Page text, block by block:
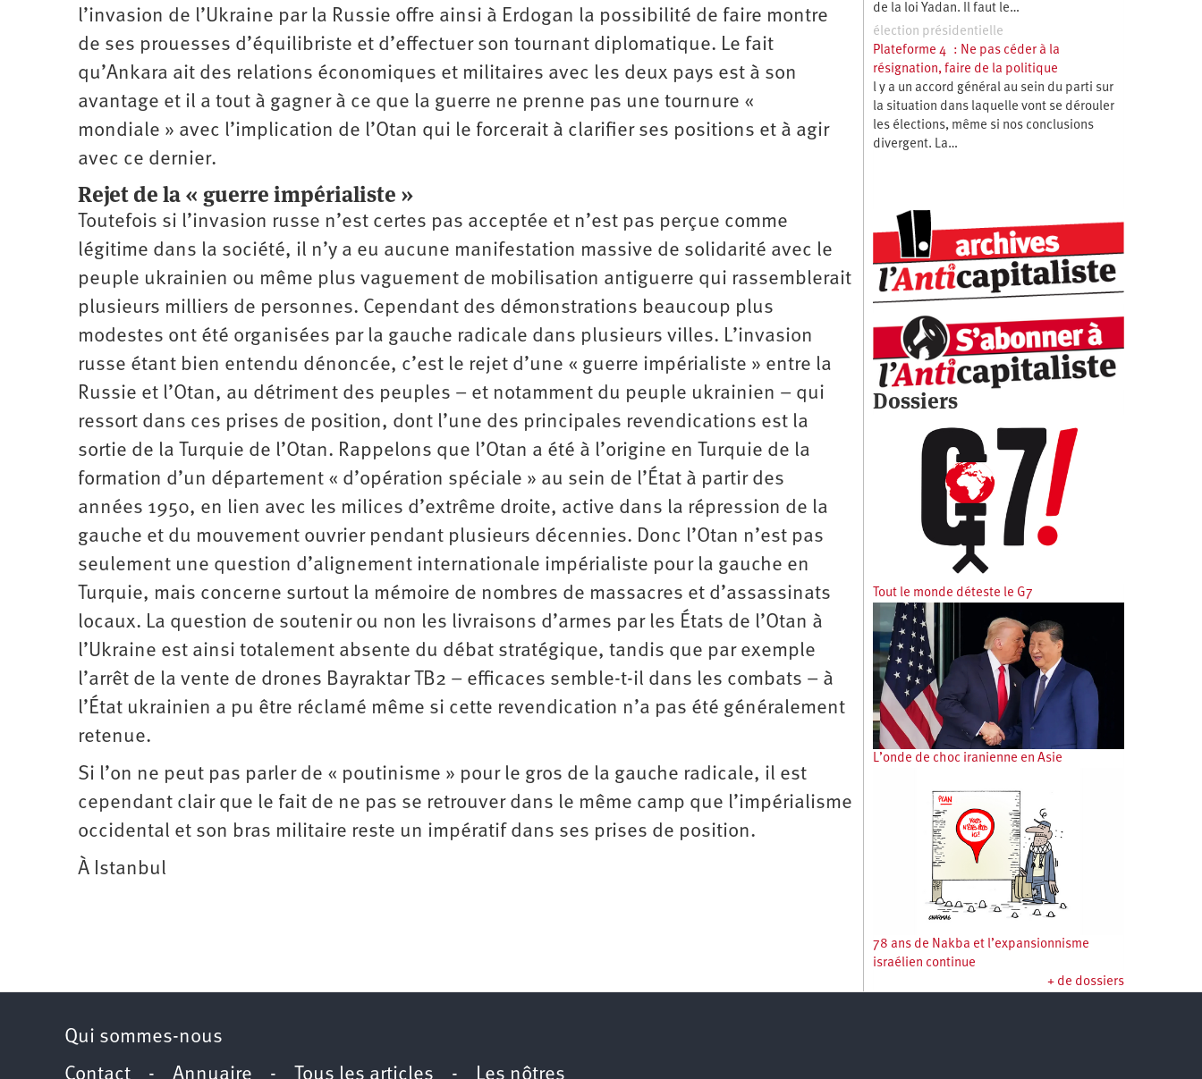
l’invasion de l’Ukraine par la Russie offre ainsi à Erdogan la possibilité de faire montre
de ses prouesses d’équilibriste et d’effectuer son tournant diplomatique. Le fait
qu’Ankara ait des relations économiques et militaires avec les deux pays est à son
avantage et il a tout à gagner à ce que la guerre ne prenne pas une tournure «
mondiale » avec l’implication de l’Otan qui le forcerait à clarifier ses positions et à agir
avec ce dernier.
Rejet de la « guerre impérialiste »
Toutefois si l’invasion russe n’est certes pas acceptée et n’est pas perçue comme
légitime dans la société, il n’y a eu aucune manifestation massive de solidarité avec le
peuple ukrainien ou même plus vaguement de mobilisation anti­guerre qui rassemblerait
plusieurs milliers de personnes. Cependant des démonstrations beaucoup plus
modestes ont été organisées par la gauche radicale dans plusieurs villes. L’invasion
russe étant bien entendu dénoncée, c’est le rejet d’une « guerre impérialiste » entre la
Russie et l’Otan, au détriment des peuples – et notamment du peuple ukrainien – qui
ressort dans ces prises de position, dont l’une des principales revendications est la
sortie de la Turquie de l’Otan. Rappelons que l’Otan a été à l’origine en Turquie de la
formation d’un département « d’opération spéciale » au sein de l’État à partir des
années 1950, en lien avec les milices d’extrême droite, active dans la répression de la
gauche et du mouvement ouvrier pendant plusieurs décennies. Donc l’Otan n’est pas
seulement une question d’alignement internationale impérialiste pour la gauche en
Turquie, mais concerne surtout la mémoire de nombres de massacres et d’assassinats
locaux. La question de soutenir ou non les livraisons d’armes par les États de l’Otan à
l’Ukraine est ainsi totalement absente du débat stratégique, tandis que par exemple
l’arrêt de la vente de drones Bayraktar TB2 – efficaces semble-t-il dans les combats – à
l’État ukrainien a pu être réclamé même si cette revendication n’a pas été généralement
retenue.
Si l’on ne peut pas parler de « poutinisme » pour le gros de la gauche radicale, il est
cependant clair que le fait de ne pas se retrouver dans le même camp que l’impérialisme
occidental et son bras militaire reste un impératif dans ses prises de position.
À Istanbul
de la loi Yadan. Il faut le…
élection présidentielle
Plateforme 4 : Ne pas céder à la
résignation, faire de la politique
l y a un accord général au sein du parti sur
la situation dans laquelle vont se dérouler
les élections, même si nos conclusions
divergent. La…
Dossiers
Tout le monde déteste le G7
L’onde de choc iranienne en Asie
78 ans de Nakba et l’expansionnisme
israélien continue
+ de dossiers
Qui sommes-nous